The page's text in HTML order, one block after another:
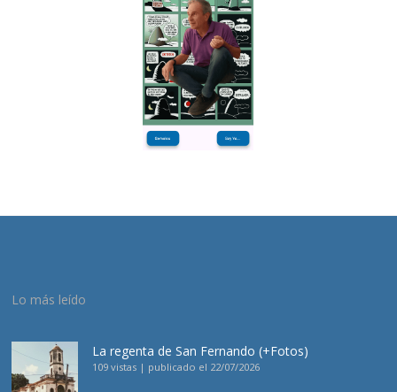
Lo más leído
La regenta de San Fernando (+Fotos)
109 vistas | publicado el 22/07/2026